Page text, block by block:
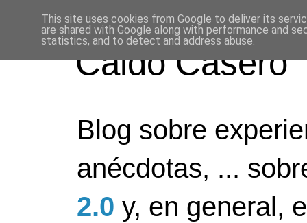
Caldo Casero
Blog sobre
anécdotas, ...
2.0 y, en general,
This site uses cookies from Google to deliver its
are shared with Google along with performance and
statistics, and to detect and address abuse.